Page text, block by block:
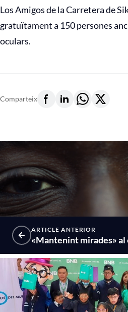
Los Amigos de la Carretera de
gratuïtament a 150 persones
oculars.
Comparteix
ARTICLE ANTERIOR
«Mantenint mirades»